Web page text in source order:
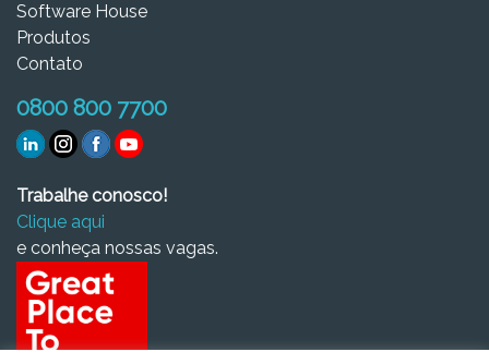
Software House
Produtos
Contato
0800 800 7700
Trabalhe conosco!
Clique aqui
e conheça nossas vagas.